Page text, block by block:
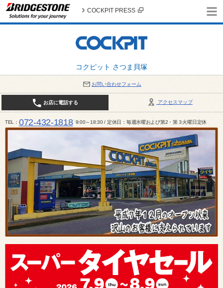
コクピット さつま貝塚
COCKPIT PRESS
お問い合わせフォーム
アクセスマップ
お店に電話する
TEL 072-432-1818 9:00～18:30 / 定休日：毎週水曜および第2・第３火曜日定休